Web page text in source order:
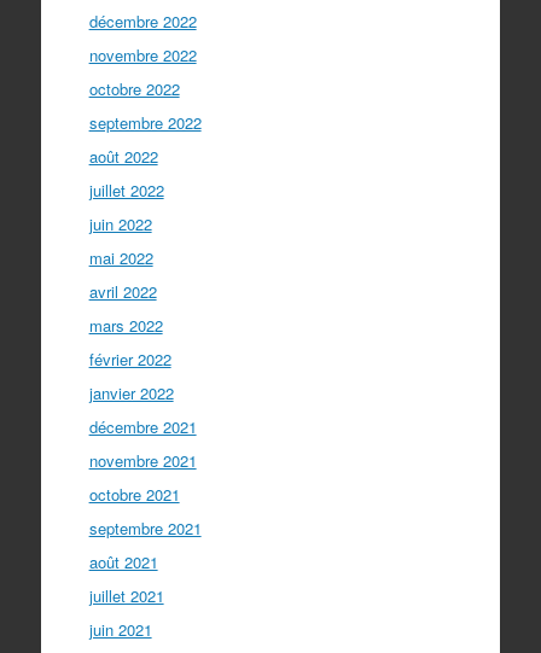
décembre 2022
novembre 2022
octobre 2022
septembre 2022
août 2022
juillet 2022
juin 2022
mai 2022
avril 2022
mars 2022
février 2022
janvier 2022
décembre 2021
novembre 2021
octobre 2021
septembre 2021
août 2021
juillet 2021
juin 2021